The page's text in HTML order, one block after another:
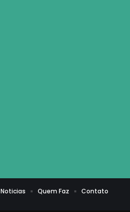
Noticias Quem Faz Contato